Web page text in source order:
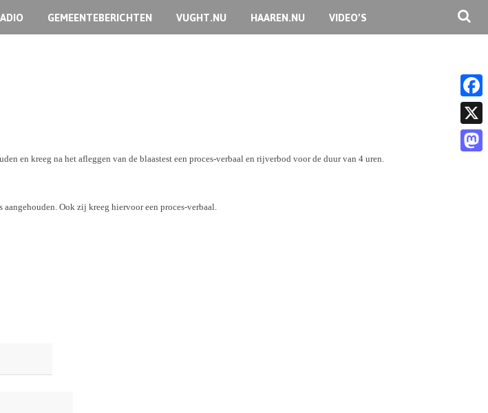
GEMEENTEBERICHTEN VUGHT.NU HAAREN.NU VIDEO’S
en kreeg na het afleggen van de blaastest een proces-verbaal en rijverbod voor de duur van 4 uren.
Ook zij kreeg hiervoor een proces-verbaal.
F
a
c
X